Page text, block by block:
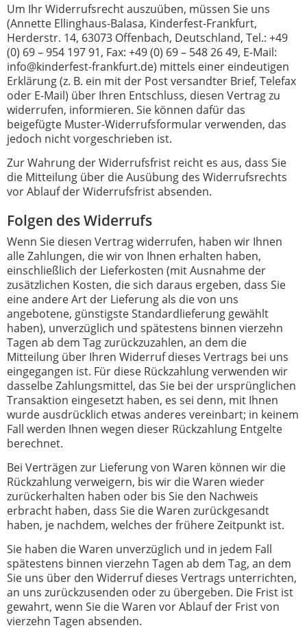
Um Ihr Widerrufsrecht auszuüben, müssen Sie uns
(Annette Ellinghaus-Balasa, Kinderfest-Frankfurt,
Herderstr. 14, 63073 Offenbach, Deutschland, Tel.: +49
(0) 69 – 954 197 91, Fax: +49 (0) 69 – 548 26 49, E-Mail:
info@kinderfest-frankfurt.de) mittels einer eindeutigen
Erklärung (z. B. ein mit der Post versandter Brief, Telefax
oder E-Mail) über Ihren Entschluss, diesen Vertrag zu
widerrufen, informieren. Sie können dafür das
beigefügte Muster-Widerrufsformular verwenden, das
jedoch nicht vorgeschrieben ist.
Zur Wahrung der Widerrufsfrist reicht es aus, dass Sie
die Mitteilung über die Ausübung des Widerrufsrechts
vor Ablauf der Widerrufsfrist absenden.
Folgen des Widerrufs
Wenn Sie diesen Vertrag widerrufen, haben wir Ihnen
alle Zahlungen, die wir von Ihnen erhalten haben,
einschließlich der Lieferkosten (mit Ausnahme der
zusätzlichen Kosten, die sich daraus ergeben, dass Sie
eine andere Art der Lieferung als die von uns
angebotene, günstigste Standardlieferung gewählt
haben), unverzüglich und spätestens binnen vierzehn
Tagen ab dem Tag zurückzuzahlen, an dem die
Mitteilung über Ihren Widerruf dieses Vertrags bei uns
eingegangen ist. Für diese Rückzahlung verwenden wir
dasselbe Zahlungsmittel, das Sie bei der ursprünglichen
Transaktion eingesetzt haben, es sei denn, mit Ihnen
wurde ausdrücklich etwas anderes vereinbart; in keinem
Fall werden Ihnen wegen dieser Rückzahlung Entgelte
berechnet.
Bei Verträgen zur Lieferung von Waren können wir die
Rückzahlung verweigern, bis wir die Waren wieder
zurückerhalten haben oder bis Sie den Nachweis
erbracht haben, dass Sie die Waren zurückgesandt
haben, je nachdem, welches der frühere Zeitpunkt ist.
Sie haben die Waren unverzüglich und in jedem Fall
spätestens binnen vierzehn Tagen ab dem Tag, an dem
Sie uns über den Widerruf dieses Vertrags unterrichten,
an uns zurückzusenden oder zu übergeben. Die Frist ist
gewahrt, wenn Sie die Waren vor Ablauf der Frist von
vierzehn Tagen absenden.